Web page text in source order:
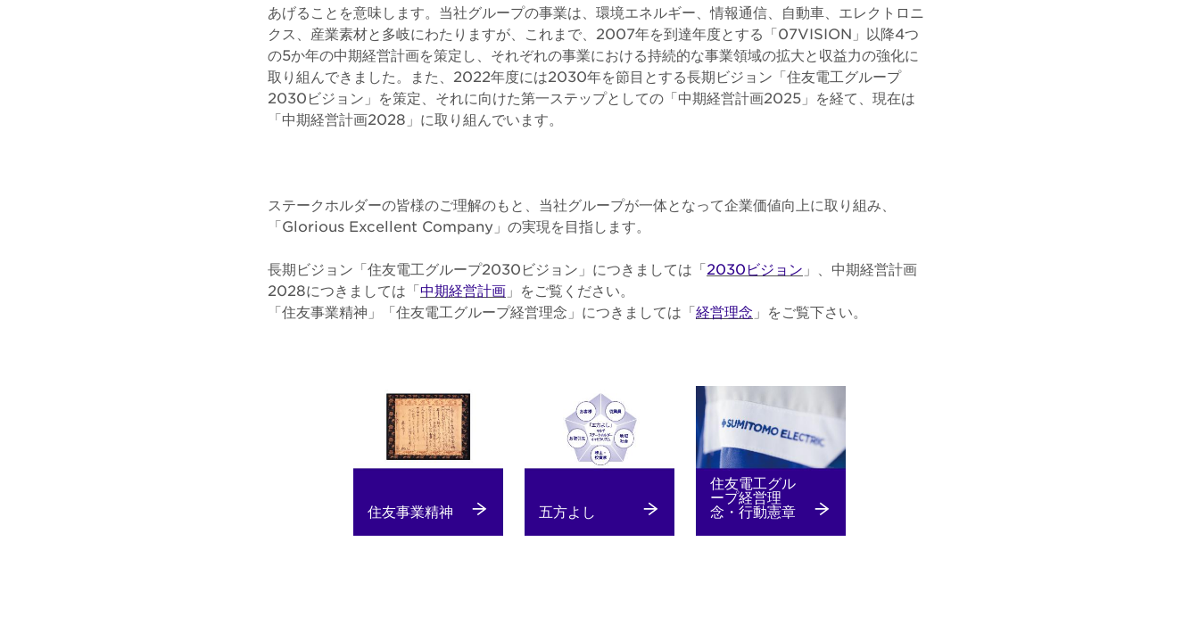
あげることを意味します。当社グループの事業は、環境エネルギー、情報通信、自動車、エレクトロニ
クス、産業素材と多岐にわたりますが、これまで、2007年を到達年度とする「07VISION」以降4つ
の5か年の中期経営計画を策定し、それぞれの事業における持続的な事業領域の拡大と収益力の強化に
取り組んできました。 また、2022年度には2030年を節目とする長期ビジョン「住友電工グループ
2030ビジョン」を策定、それに向けた第一ステップとしての「中期経営計画2025」を経て、現在は
「中期経営計画2028」に取り組んでいます。
ステークホルダーの皆様のご理解のもと、当社グループが一体となって企業価値向上に取り組み、
「Glorious Excellent Company」の実現を目指します。
長期ビジョン「住友電工グループ2030ビジョン」につきましては「2030ビジョン 」、中期経営計画
2028につきましては「中期経営計画 」をご覧ください。
「住友事業精神」「住友電工グループ経営理念」につきましては「経営理念 」をご覧下さい。
住友事業精神 五方よし
住友電工グル
ープ経営理
念・行動憲章